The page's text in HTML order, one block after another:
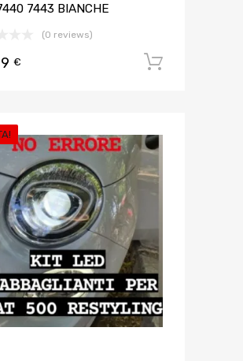
7443 BIANCHE
(0 reviews)
€